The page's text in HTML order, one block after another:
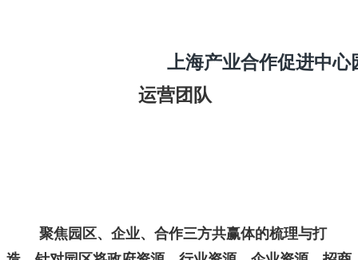
上海产业合作促进中心
运营团队
聚焦园区、企业、合作三方共赢体的梳理与打